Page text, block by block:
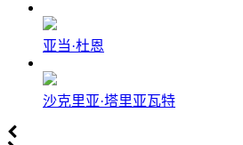
亚当·杜恩
沙克里亚·塔里亚瓦特